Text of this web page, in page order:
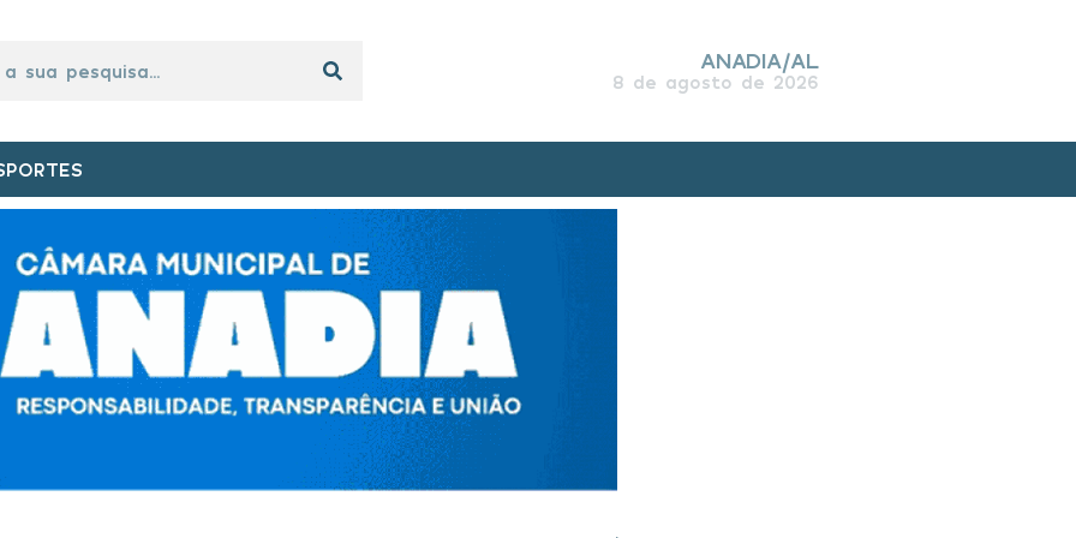
ANADIA/AL
8 de agosto de 2026